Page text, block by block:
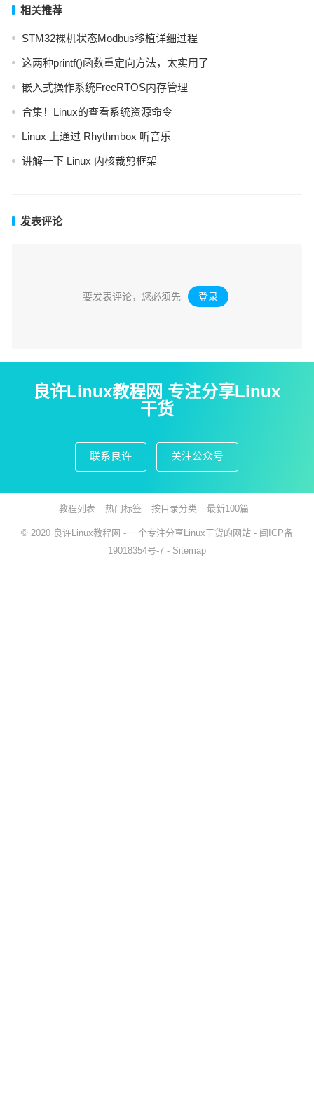
相关推荐
STM32裸机状态Modbus移植详细过程
这两种printf()函数重定向方法，太实用了
嵌入式操作系统FreeRTOS内存管理
合集！Linux的查看系统资源命令
Linux 上通过 Rhythmbox 听音乐
讲解一下 Linux 内核裁剪框架
发表评论
要发表评论，您必须先 登录 。
良许Linux教程网 专注分享Linux
干货
联系良许 关注公众号
教程列表 热门标签 按目录分类 最新100篇
© 2020 良许Linux教程网 - 一个专注分享Linux干货的网站 - 闽ICP备
19018354号-7 - Sitemap